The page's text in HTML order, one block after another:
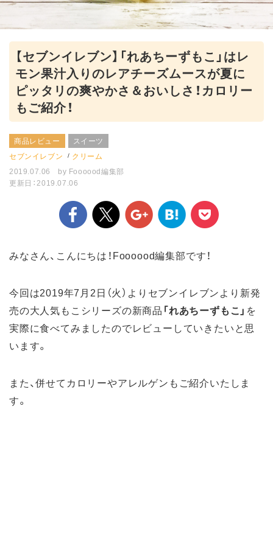
【セブンイレブン】「れあちーずもこ」はレ
モン果汁入りのレアチーズムースが夏に
ピッタリの爽やかさ＆おいしさ！カロリー
もご紹介！
商品レビュー
スイーツ
セブンイレブン
クリーム
2019.07.06
by Foooood編集部
更新日：2019.07.06
みなさん、こんにちは！Foooood編集部です！
今回は2019年7月2日（火）よりセブンイレブンより新発
売の大人気もこシリーズの新商品 「れあちーずもこ」 を
実際に食べてみましたのでレビューしていきたいと思
います。
また、併せてカロリーやアレルゲンもご紹介いたしま
す。